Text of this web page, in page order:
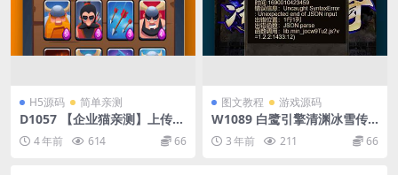
H5源码 简单亲测
D1057 【企业猫亲测】上传即
用的html游戏。策略h5游戏
维京战争
4 年前 614 66
图文教程 游戏源码
W1089 白鹭引擎清渊冰雪传
奇JS报错修复_经典清渊冰雪传
奇三网H5修复进服会没反应或
3 年前 211 66